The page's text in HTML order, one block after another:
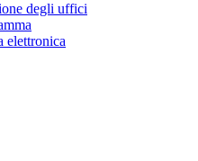
degli uffici
elettronica